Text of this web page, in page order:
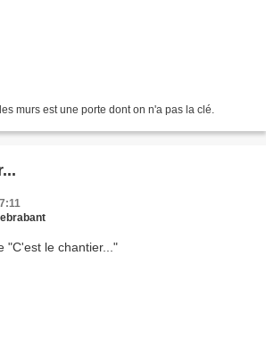
murs est une porte dont on n'a pas la clé.